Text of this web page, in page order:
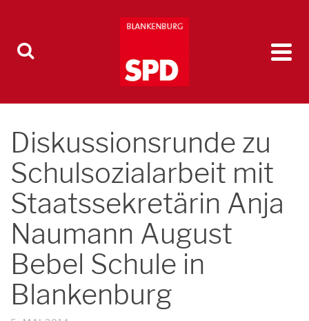
Diskussionsrunde zu
Schulsozialarbeit mit
Staatssekretärin Anja
Naumann August
Bebel Schule in
Blankenburg